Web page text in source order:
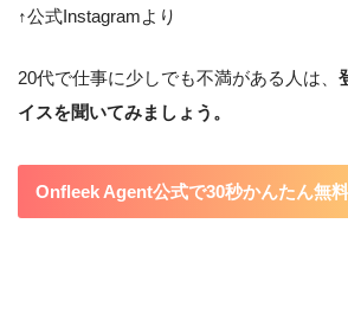
↑公式Instagramより
20代で仕事に少しでも不満がある人は、
イスを聞いてみましょう。
Onfleek Agent公式で30秒かんたん無